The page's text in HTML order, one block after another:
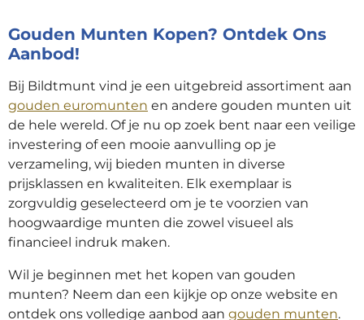
Gouden Munten Kopen? Ontdek Ons
Aanbod!
Bij Bildtmunt vind je een uitgebreid assortiment aan
gouden euromunten en andere gouden munten uit
de hele wereld. Of je nu op zoek bent naar een veilige
investering of een mooie aanvulling op je
verzameling, wij bieden munten in diverse
prijsklassen en kwaliteiten. Elk exemplaar is
zorgvuldig geselecteerd om je te voorzien van
hoogwaardige munten die zowel visueel als
financieel indruk maken.
Wil je beginnen met het kopen van gouden
munten? Neem dan een kijkje op onze website en
ontdek ons volledige aanbod aan gouden munten.